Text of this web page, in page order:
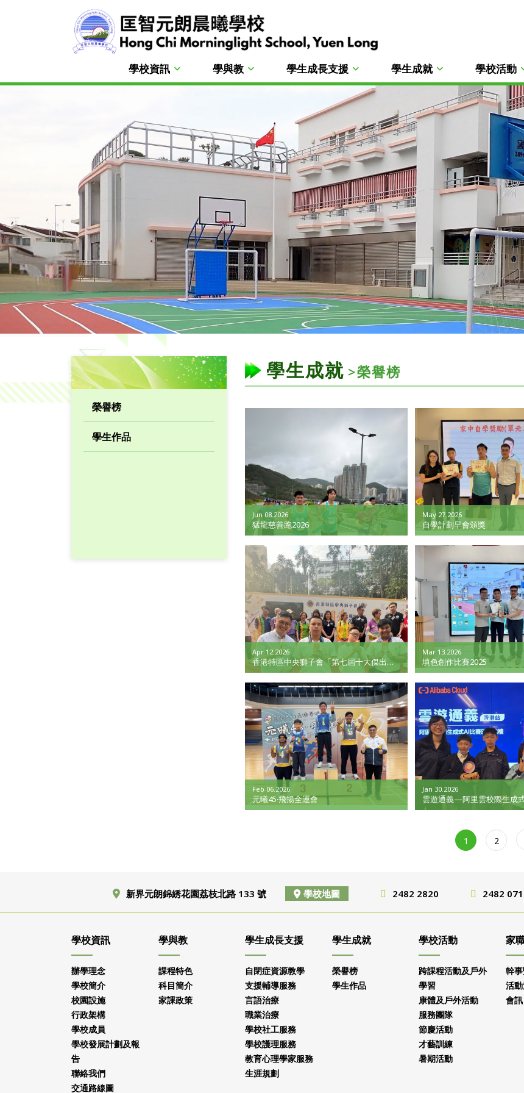
學校資訊 學與教 學生成長支援 學生成就 學校活動
榮譽榜
學生作品
學生成就 >榮譽榜
Jun 08.2026
猛龍慈善跑2026
May 27.2026
自學計劃早會頒獎
Apr 12.2026
香港特區中央獅子會「第七屆十大傑出關
愛學生選舉2025-2026」
Mar 13.2026
填色創作比賽2025
Feb 06.2026
元曦45‧飛揚全運會
Jan 30.2026
雲遊通義—阿里雲校際生成
站
1 2
新界元朗錦綉花園荔枝北路 133 號 學校地圖 2482 2820 2482
學校資訊
辦學理念
學校簡介
校園設施
行政架構
學校成員
學校發展計劃及報
告
聯絡我們
交通路線圖
學與教
課程特色
科目簡介
家課政策
學生成長支援
自閉症資源教學
支援輔導服務
言語治療
職業治療
學校社工服務
學校護理服務
教育心理學家服務
生涯規劃
學生成就
榮譽榜
學生作品
學校活動
跨課程活動及戶外
學習
康體及戶外活動
服務團隊
節慶活動
才藝訓練
暑期活動
家
幹
活
會訊